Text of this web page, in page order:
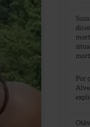
Por